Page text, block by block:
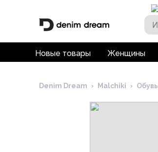
Новые товары Женщины
Denim Dream › Malchiki › Обувь